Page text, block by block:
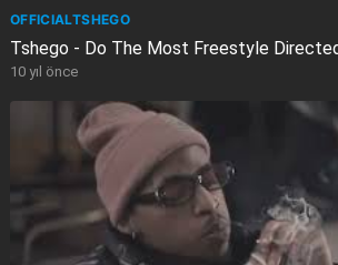
OFFICIALTSHEGO
Tshego - Do The Most Freestyle
10 yıl önce